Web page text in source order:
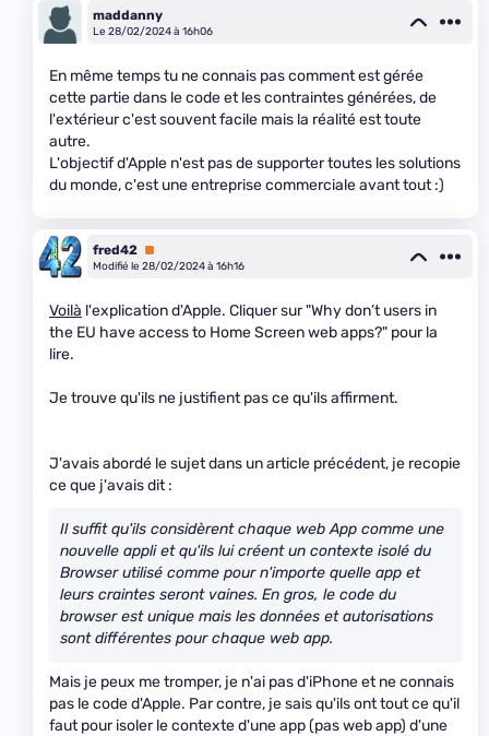
maddanny
Le 28/02/2024 à 16h06
En même temps tu ne connais pas comment est gérée
cette partie dans le code et les contraintes générées, de
l'extérieur c'est souvent facile mais la réalité est toute
autre.
L'objectif d'Apple n'est pas de supporter toutes les solutions
du monde, c'est une entreprise commerciale avant tout :)
fred42 Premium
Modifié le 28/02/2024 à 16h16
Voilà l'explication d'Apple. Cliquer sur "Why don’t users in
the EU have access to Home Screen web apps?" pour la
lire.
Je trouve qu'ils ne justifient pas ce qu'ils affirment.
J'avais abordé le sujet dans un article précédent, je recopie
ce que j'avais dit :
Il suffit qu'ils considèrent chaque web App comme une
nouvelle appli et qu'ils lui créent un contexte isolé du
Browser utilisé comme pour n'importe quelle app et
leurs craintes seront vaines. En gros, le code du
browser est unique mais les données et autorisations
sont différentes pour chaque web app.
Mais je peux me tromper, je n'ai pas d'iPhone et ne connais
pas le code d'Apple. Par contre, je sais qu'ils ont tout ce qu'il
faut pour isoler le contexte d'une app (pas web app) d'une